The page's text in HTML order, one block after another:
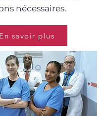
nécessaires.
En savoir plus